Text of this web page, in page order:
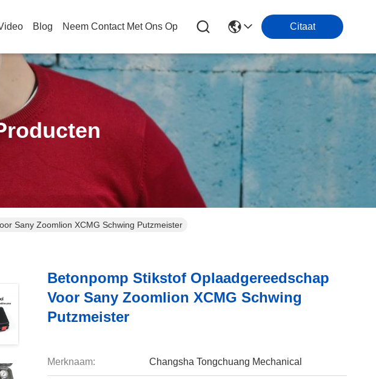
Blog Neem Contact Met Ons Op Citaat
Sany Zoomlion XCMG Schwing Putzmeister
Betonpomp Stikstof Oplaadgereedschap
Voor Sany Zoomlion XCMG Schwing
Putzmeister
Merknaam: Changsha Tongchuang Mechanical